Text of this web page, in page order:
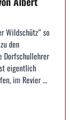
Wildschütz“ so
den
Dorfschullehrer
eigentlich
im Revier ...